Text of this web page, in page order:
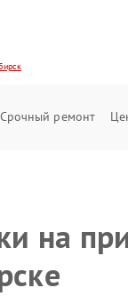
Срочный ремонт
на